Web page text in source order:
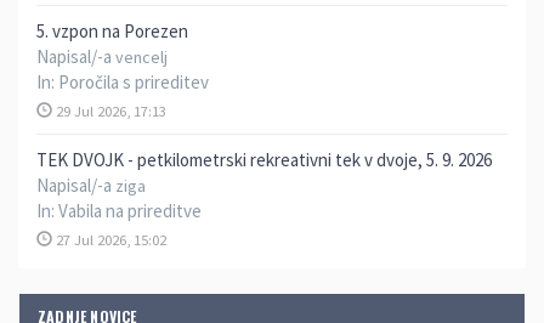
5. vzpon na Porezen
Napisal/-a vencelj
In: Poročila s prireditev
29 Jul 2026, 17:13
TEK DVOJK - petkilometrski rekreativni tek v dvoje, 5. 9. 2026
Napisal/-a ziga
In: Vabila na prireditve
27 Jul 2026, 15:02
ZADNJE NOVICE